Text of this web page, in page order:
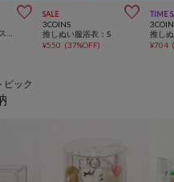
 SALE 
3COINS
推しぬい服浴衣：S
¥550 (37%OFF)
TIME
¥704
ピック